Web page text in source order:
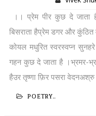
।। प्रेम पीर कुछ दे जाता
बिसराता हैप्रेम डगर और
कोयल मधुरित स्वरस्वप्न
गहन कुछ दे जाता है ।भ्रमर-
हैउर तृष्णा फ़िर पसरा
POETRY..